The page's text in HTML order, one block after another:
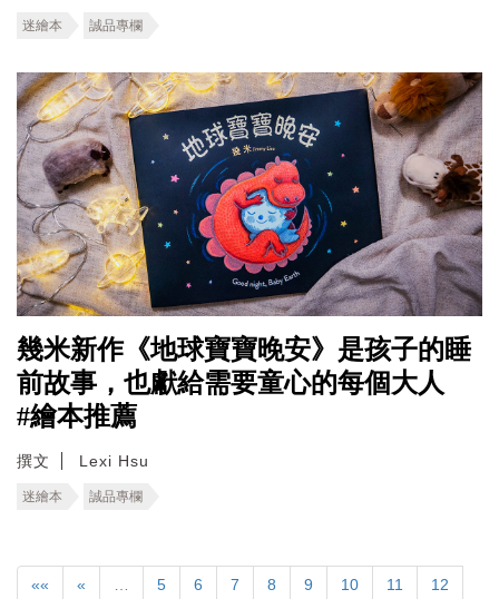
迷繪本 誠品專欄
幾米新作《地球寶寶晚安》是孩子的睡
前故事，也獻給需要童心的每個大人
#繪本推薦
撰文 Lexi Hsu
迷繪本 誠品專欄
«« « 5 6 7 8 9 10 11 12